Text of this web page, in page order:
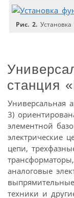
Рис. 2.
станция
Универсальная
3)
элементной
электрические
цепи,
аналоговые
техники и